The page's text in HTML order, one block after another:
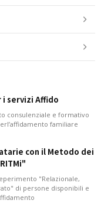
i servizi Affido
consulenziale e formativo
familiare
con il Metodo dei
"Relazionale,
di persone disponibili e